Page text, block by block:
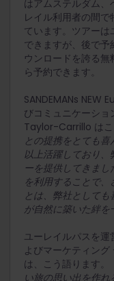
はアムステルダム
レイル利用者の間
ています。ツアー
できますが、後で予
ウンロードを誇る無
ら予約できます。
SANDEMANs NEW
びコミュニケーシ
Taylor-Carrillo はこ
との提携をとても
以上活躍しており
ーを提供してきま
を利用することで
とは、弊社として
が自然に築いた絆を
ユーレイルパスを運
よびマーケティン
は、こう語ります。
い旅の思い出を作